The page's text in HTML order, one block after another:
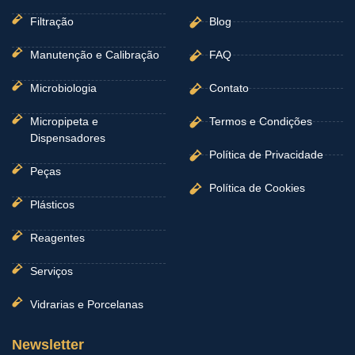
Filtração
Manutenção e Calibração
Microbiologia
Micropipeta e
Dispensadores
Peças
Plásticos
Reagentes
Serviços
Vidrarias e Porcelanas
Blog
FAQ
Contato
Termos e Condições
Política de Privacidade
Política de Cookies
Newsletter